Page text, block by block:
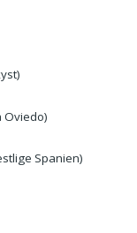
Oviedo)
Spanien)